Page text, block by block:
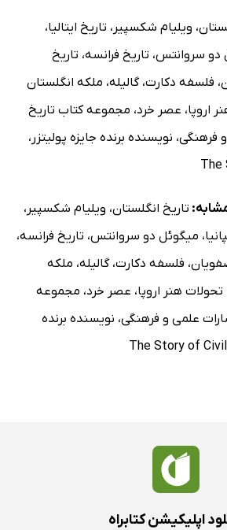
1648
1660-1555
شمالی 1559-1648
، ویلیام شکسپیر ، تاریخ ایتالیا،
دو سروانتس، تاریخ فرانسه، تاریخ
، فلسفه دکارت،گالیله، ملکه انگلستان
اروپا، عصر خرد، مجموعه کتاب تاریخ
فرهنگی، نویسنده برنده جایزه پولیتزر ،
The
تاریخ انگلستان، ویلیام شکسپیر ،
، میگوئل دو سروانتس، تاریخ فرانسه،
، فلسفه دکارت،گالیله، ملکه
تحولات هنر اروپا، عصر خرد، مجموعه
علمی و فرهنگی، نویسنده برنده
The Story of
اپلیکیشن کتابراه